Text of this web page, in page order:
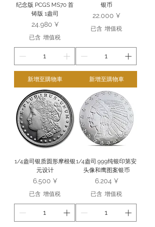
纪念版 PCGS MS70 首
铸版 1盎司
價格
24.980 ¥
已含 增值税
新增至購物車
银币
價格
22.000 ¥
已含 增值税
新增至購物車
1/4盎司银质圆形摩根银
元设计
價格
6.500 ¥
已含 增值税
1/4盎司.999纯银印第安
头像和鹰图案银币
價格
6.204 ¥
已含 增值税